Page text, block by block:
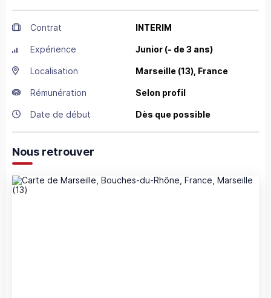
Contrat INTERIM
Expérience Junior (- de 3 ans)
Localisation Marseille (13), France
Rémunération Selon profil
Date de début Dès que possible
Nous retrouver